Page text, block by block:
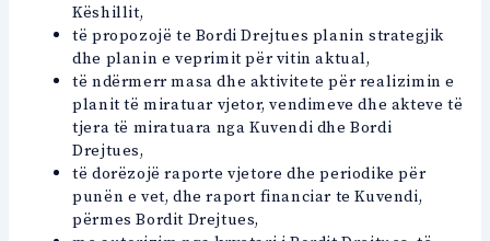
Këshillit,
të propozojë te Bordi Drejtues planin strategjik
dhe planin e veprimit për vitin aktual,
të ndërmerr masa dhe aktivitete për realizimin e
planit të miratuar vjetor, vendimeve dhe akteve të
tjera të miratuara nga Kuvendi dhe Bordi
Drejtues,
të dorëzojë raporte vjetore dhe periodike për
punën e vet, dhe raport financiar te Kuvendi,
përmes Bordit Drejtues,